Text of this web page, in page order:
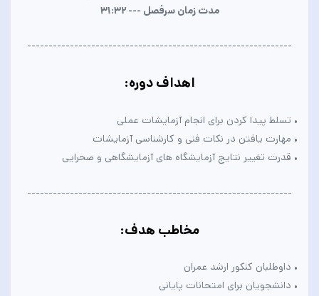
مدت زمان سرفصل --- 31:32
--------------------------------------------------------------
اهداف دوره:
• تسلط پیدا کردن برای انجام آزمایشات عملی
• مهارت یافتن در نکات فنی و کارشناسی آزمایشات
• قدرت تغییر نتایج آزمایشگاه های آزمایشگاهی و صحرایی
--------------------------------------------------------------
مخاطب هدف:
• داوطلبان کنکور ارشد عمران
• دانشجویان برای امتحانات پایانی